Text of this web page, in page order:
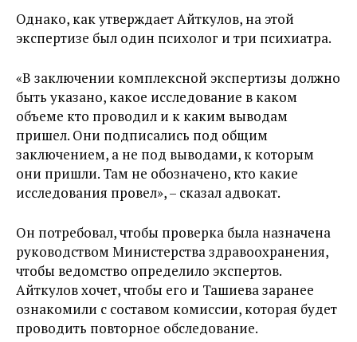
Однако, как утверждает Айткулов, на этой
экспертизе был один психолог и три психиатра.
«В заключении комплексной экспертизы должно
быть указано, какое исследование в каком
объеме кто проводил и к каким выводам
пришел. Они подписались под общим
заключением, а не под выводами, к которым
они пришли. Там не обозначено, кто какие
исследования провел», – сказал адвокат.
Он потребовал, чтобы проверка была назначена
руководством Министерства здравоохранения,
чтобы ведомство определило экспертов.
Айткулов хочет, чтобы его и Ташиева заранее
ознакомили с составом комиссии, которая будет
проводить повторное обследование.